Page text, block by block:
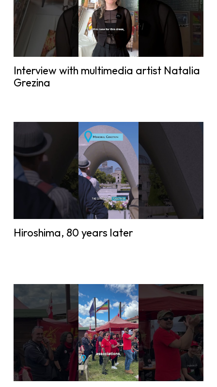
Interview with multimedia artist Natalia
Grezina
Hiroshima, 80 years later